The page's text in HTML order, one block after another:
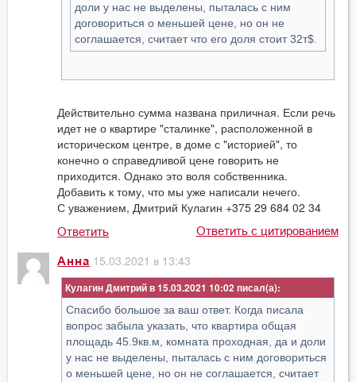
доли у нас не выделены, пыталась с ним
договориться о меньшей цене, но он не
соглашается, считает что его доля стоит 32т$.
Действительно сумма названа приличная. Если речь
идет не о квартире "сталинке", расположенной в
историческом центре, в доме с "историей", то
конечно о справедливой цене говорить не
приходится. Однако это воля собственника.
Добавить к тому, что мы уже написали нечего.
С уважением, Дмитрий Кулагин +375 29 684 02 34
Ответить Ответить с цитированием
Анна 15.03.2021 в 13:43
Кулагин Дмитрий в 15.03.2021 10:02
Спасибо большое за ваш ответ. Когда писала
вопрос забыла указать, что квартира общая
площадь 45.9кв.м, комната проходная, да и доли
у нас не выделены, пыталась с ним договориться
о меньшей цене, но он не соглашается, считает